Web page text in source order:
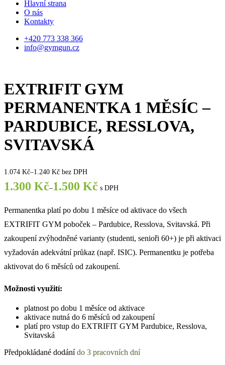
Hlavní strana
O nás
Kontakty
+420 773 338 366
info@gymgun.cz
EXTRIFIT GYM
PERMANENTKA 1 MĚSÍC –
PARDUBICE, RESSLOVA,
SVITAVSKÁ
1.074 Kč–1.240 Kč bez DPH
1.300 Kč–1.500 Kč s DPH
Permanentka platí po dobu 1 měsíce od aktivace do všech
EXTRIFIT GYM poboček – Pardubice, Resslova, Svitavská. Při
zakoupení zvýhodněné varianty (studenti, senioři 60+) je při aktivaci
vyžadován adekvátní průkaz (např. ISIC). Permanentku je potřeba
aktivovat do 6 měsíců od zakoupení.
Možnosti využití:
platnost po dobu 1 měsíce od aktivace
aktivace nutná do 6 měsíců od zakoupení
platí pro vstup do EXTRIFIT GYM Pardubice, Resslova,
Svitavská
Country
Předpokládané dodánído 3 pracovních dní